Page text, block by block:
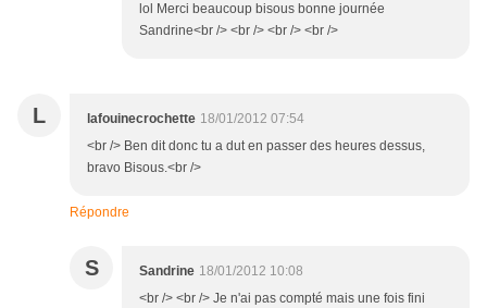
lol Merci beaucoup bisous bonne journée
Sandrine<br /> <br /> <br /> <br />
L lafouinecrochette 18/01/2012 07:54
<br /> Ben dit donc tu a dut en passer des heures dessus,
bravo Bisous.<br />
Répondre
S Sandrine 18/01/2012 10:08
<br /> <br /> Je n'ai pas compté mais une fois fini